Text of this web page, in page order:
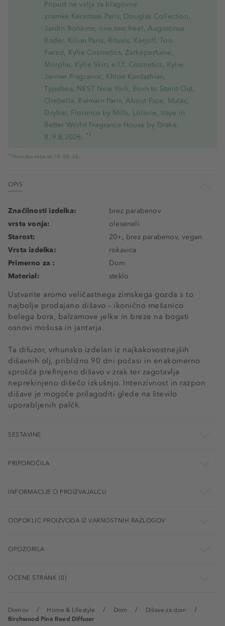
Domov Home & Lifestyle Dom
Dišave za dom
Birchwood Pine Reed Diffuser
Popust ne velja za blagovne
znamke Kérastase Paris, Douglas Collection,
Jardin Bohème, one.two.free!, Augustinus
Bader, Kilian Paris, Rituals, Xerjoff, Too
Faced, Kylie Cosmetics, Zarkoperfume,
Morphe, Kylie Skin, e.l.f. Cosmetics, Kylie
Jenner Fragrance, Khloe Kardashian,
Typebea, NEST New York, Born to Stand Out,
Orebella, Balmain Paris, About Face, Mulac,
Drybar, Florence by Mills, Lolavie, Iraye in
Better World Fragrance House by Drake.
8.-9.8.2026. *1
*1 Ponudba velja do 10. 08. 26.
OPIS
Ustvarite aromo veličastnega zimskega gozda s to
najbolje prodajano dišavo – ikonično mešanico
belega bora, balzamove jelke in breze na bogati
osnovi mošusa in jantarja.
Ta difuzor, vrhunsko izdelan iz najkakovostnejših
dišavnih olj, približno 90 dni počasi in enakomerno
sprošča prefinjeno dišavo v zrak ter zagotavlja
neprekinjeno dišečo izkušnjo. Intenzivnost in razpon
dišave je mogoče prilagoditi glede na število
uporabljenih palčk.
Značilnosti izdelka:
brez parabenov
vrsta vonja:
oleseneli
Starost:
20+, brez parabenov, vegan
Vrsta izdelka:
rokavica
Primerno za :
Dom
Material:
steklo
SESTAVINE
PRIPOROČILA
INFORMACIJE O PROIZVAJALCU
ODPOKLIC PROIZVODA IZ VARNOSTNIH RAZLOGOV
OPOZORILA
OCENE STRANK (0)